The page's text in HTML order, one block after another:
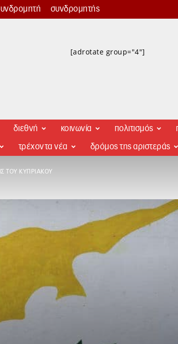
συνδρομητής
[adrotate group="4"]
διεθνή κοινωνία πολιτισμός
τρέχοντα νέα δρόμος της αριστεράς
ΤΟΥ ΚΥΠΡΙΑΚΟΎ